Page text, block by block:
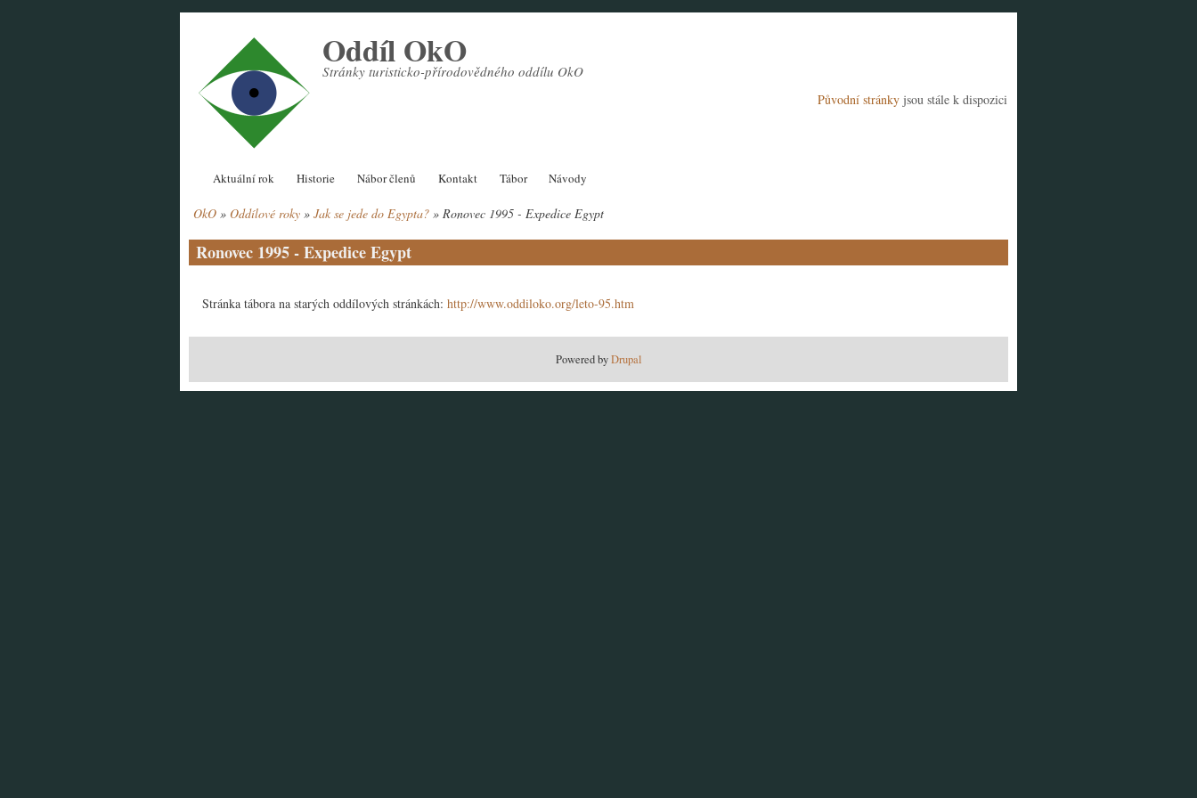
Oddíl OkO
Stránky turisticko-přírodovědného oddílu OkO
Původní stránky jsou stále k dispozici
Hlavní
Aktuální rok Historie Nábor členů Kontakt Tábor Návody
navigace
OkO Oddílové roky Jak se jede do Egypta? Ronovec 1995 - Expedice Egypt
Ronovec 1995 - Expedice Egypt
Stránka tábora na starých oddílových stránkách: http://www.oddiloko.org/leto-95.htm
Powered byDrupal